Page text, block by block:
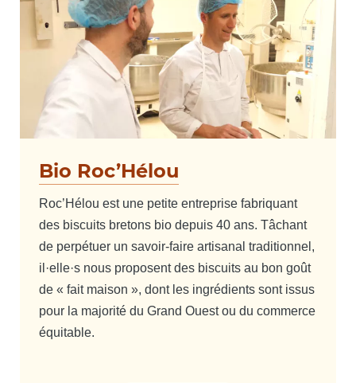
Bio Roc’Hélou
Roc’Hélou est une petite entreprise fabriquant
des biscuits bretons bio depuis 40 ans. Tâchant
de perpétuer un savoir-faire artisanal traditionnel,
il·elle·s nous proposent des biscuits au bon goût
de « fait maison », dont les ingrédients sont issus
pour la majorité du Grand Ouest ou du commerce
équitable.